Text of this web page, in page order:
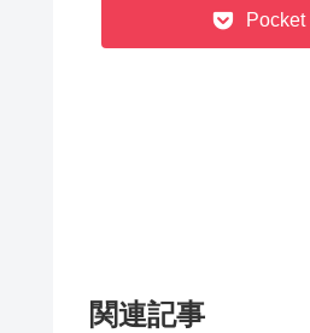
Pocket
関連記事